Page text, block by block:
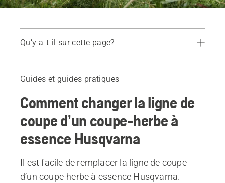
Qu’y a-t-il sur cette page?
Guides et guides pratiques
Comment changer la ligne de
coupe d’un coupe-herbe à
essence Husqvarna
Il est facile de remplacer la ligne de coupe
d’un coupe-herbe à essence Husqvarna.